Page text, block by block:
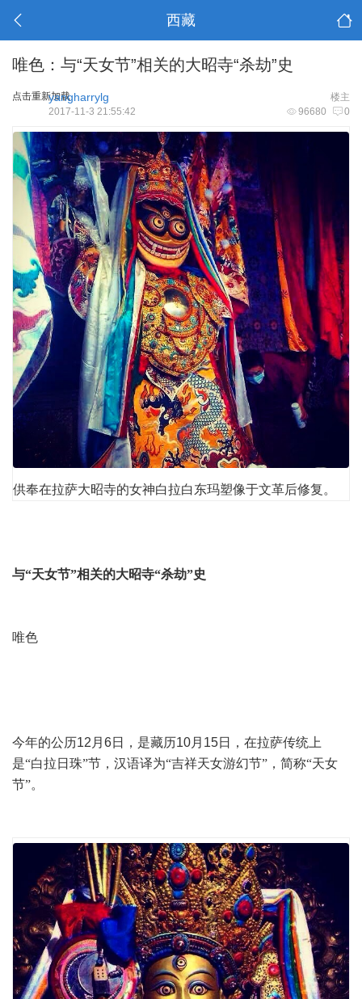
西藏
唯色：与“天女节”相关的大昭寺“杀劫”史
点击重新加载 楼主
yangharrylg
96680 0
2017-11-3 21:55:42
供奉在拉萨大昭寺的女神白拉白东玛塑像于文革后修复。
与“天女节”相关的大昭寺“杀劫”史
唯色
今年的公历12 月 6日，是藏历10月 15日，在拉萨传统上
是“白拉日珠”节，汉语译为“吉祥天女游幻节”，简称“天女
节”。